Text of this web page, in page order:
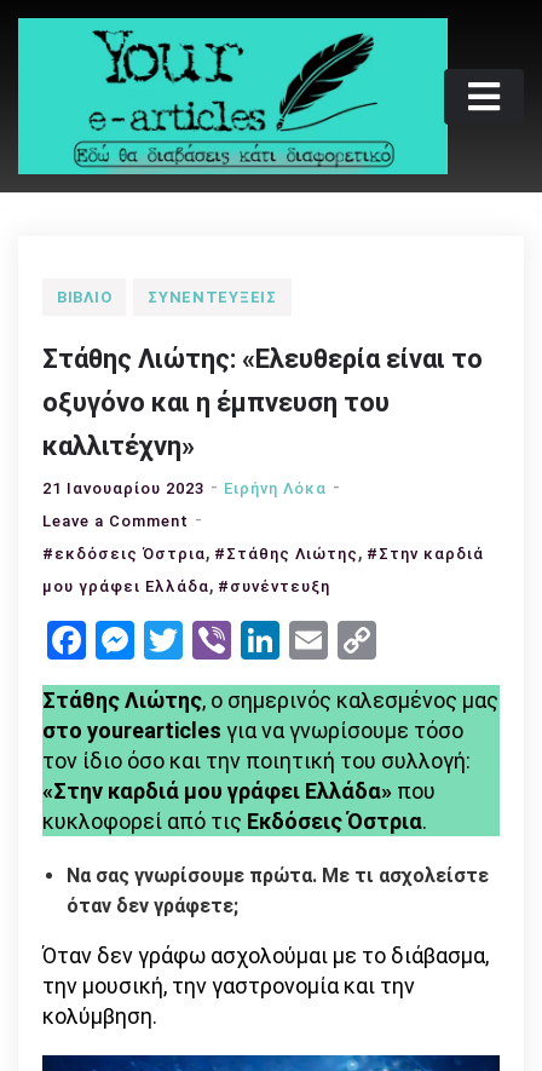
Skip
Your e-articles
Εδώ θα διαβάσεις κάτι διαφορετικό
ΒΙΒΛΊΟ ΣΥΝΕΝΤΕΎΞΕΙΣ
Στάθης Λιώτης: «Ελευθερία είναι το
οξυγόνο και η έμπνευση του
καλλιτέχνη»
21 Ιανουαρίου 2023
Ειρήνη Λόκα
Leave a Comment on
Στάθης
Λιώτης:
είναι
οξυγόνο
και
η
έμπνευση
του
#εκδόσεις Όστρια, #Στάθης Λιώτης , #Στην καρδιά
μου γράφει Ελλάδα, #συνέντευξη
Facebook
Messenger
Twitter
ViberLinkedIn
Email
Link
Στάθης Λιώτης, ο σημερινός καλεσμένος μας
στο yourearticles για να γνωρίσουμε τόσο
τον ίδιο όσο και την ποιητική του συλλογή:
«Στην καρδιά μου γράφει Ελλάδα» που
κυκλοφορεί από τις Εκδόσεις Όστρια.
Να σας γνωρίσουμε πρώτα. Με τι ασχολείστε
όταν δεν γράφετε;
Όταν δεν γράφω ασχολούμαι με το διάβασμα,
την μουσική, την γαστρονομία και την
κολύμβηση.